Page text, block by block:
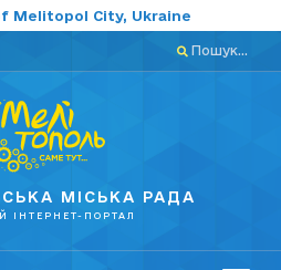
Melitopol City, Ukraine
Пошук...
МІСЬКА РАДА
ІНТЕРНЕТ-ПОРТАЛ